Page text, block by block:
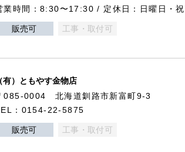
業時間：8:30〜17:30 / 定休日：日曜日・祝
販売可 工事・取付可
有）ともやす金物店
085-0004 北海道釧路市新富町9-3
：0154-22-5875
販売可 工事・取付可